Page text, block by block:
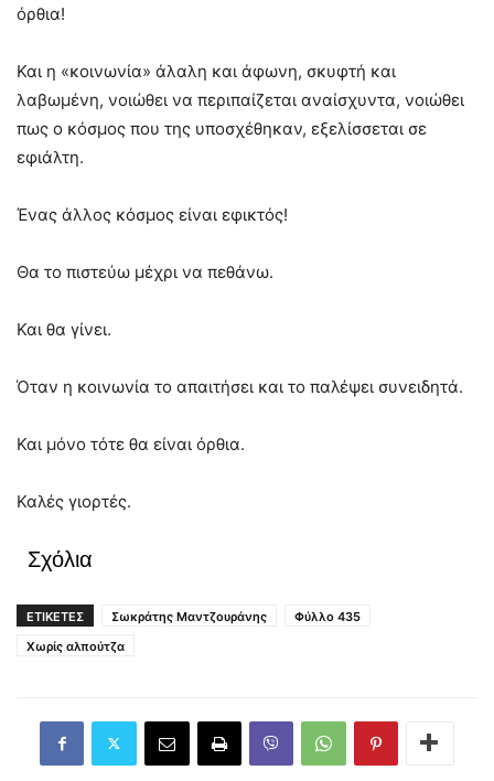
όρθια!
Και η «κοινωνία» άλαλη και άφωνη, σκυφτή και
λαβωμένη, νοιώθει να περιπαίζεται αναίσχυντα, νοιώθει
πως ο κόσμος που της υποσχέθηκαν, εξελίσσεται σε
εφιάλτη.
Ένας άλλος κόσμος είναι εφικτός!
Θα το πιστεύω μέχρι να πεθάνω.
Και θα γίνει.
Όταν η κοινωνία το απαιτήσει και το παλέψει συνειδητά.
Και μόνο τότε θα είναι όρθια.
Καλές γιορτές.
Σχόλια
ΕΤΙΚΕΤΕΣ Σωκράτης Μαντζουράνης
Φύλλο 435
Χωρίς αλπούτζα